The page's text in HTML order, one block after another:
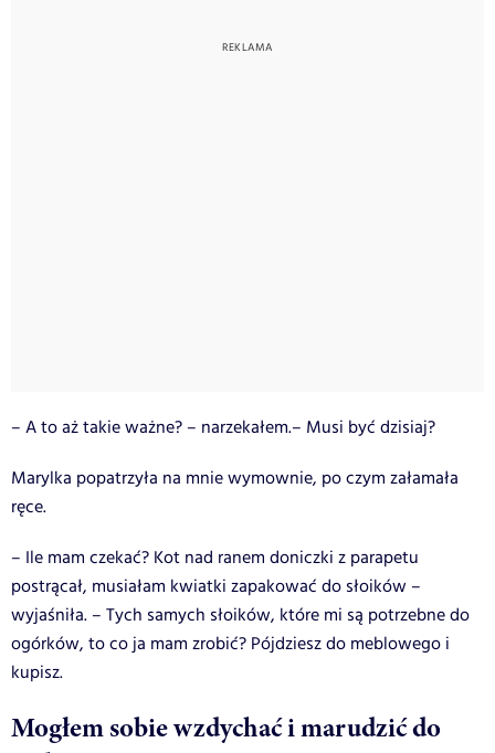
– A to aż takie ważne? – narzekałem.– Musi być dzisiaj?
Marylka popatrzyła na mnie wymownie, po czym załamała
ręce.
– Ile mam czekać? Kot nad ranem doniczki z parapetu
postrącał, musiałam kwiatki zapakować do słoików –
wyjaśniła. – Tych samych słoików, które mi są potrzebne do
ogórków, to co ja mam zrobić? Pójdziesz do meblowego i
kupisz.
Mogłem sobie wzdychać i marudzić do